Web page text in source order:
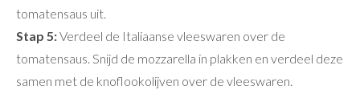
tomatensaus uit.
Stap 5:Verdeel de Italiaanse vleeswaren over de
tomatensaus. Snijd de mozzarella in plakken en verdeel deze
samen met de knoflookolijven over de vleeswaren.